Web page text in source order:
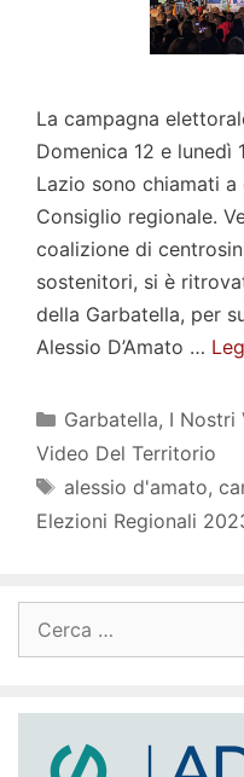
La campagna
Domenica 12 e
Lazio sono chiamati
Consiglio regionale.
coalizione di
sostenitori, si è
della Garbatella, per
Alessio D’Amato …
Categorie
Garbatella, I Nostri
Video Del Territorio
Tag
alessio d'amato,
Elezioni Regionali
per: